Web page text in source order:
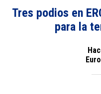
Tres podios en
para la